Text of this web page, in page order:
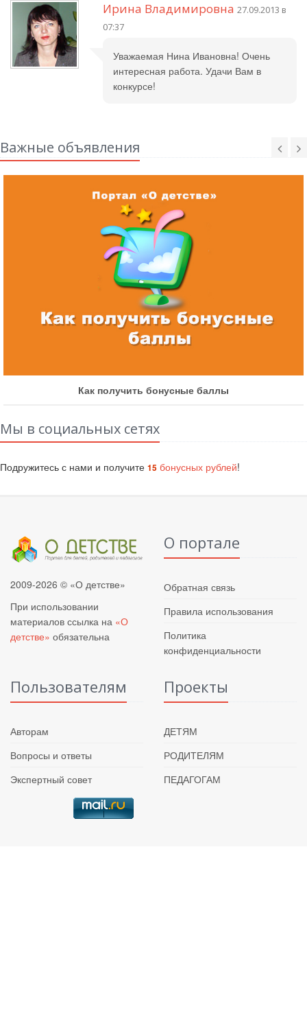
Ирина Владимировна 27.09.2013 в
07:37
Уважаемая Нина Ивановна! Очень
интересная работа. Удачи Вам в
конкурсе!
Важные объявления
Как получить бонусные баллы
Мы в социальных сетях
Подружитесь с нами и получите 15 бонусных рублей!
2009-2026 © «О детстве»
При использовании
материалов ссылка на «О
детстве» обязательна
О портале
Обратная связь
Правила использования
Политика
конфиденциальности
Пользователям
Авторам
Вопросы и ответы
Экспертный совет
Проекты
ДЕТЯМ
РОДИТЕЛЯМ
ПЕДАГОГАМ